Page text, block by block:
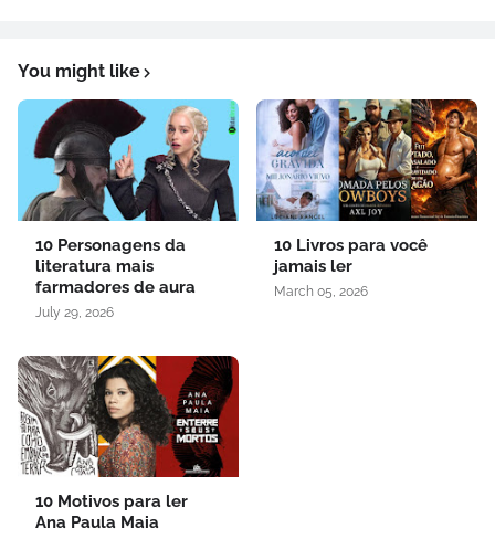
You might like
10 Personagens da
literatura mais
farmadores de aura
July 29, 2026
10 Livros para você
jamais ler
March 05, 2026
10 Motivos para ler
Ana Paula Maia